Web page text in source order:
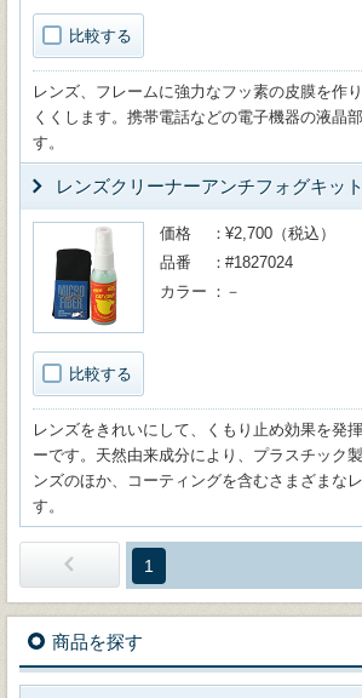
比較する
レンズ、フレームに強力なフッ素の皮膜を作
くくします。携帯電話などの電子機器の液晶
す。
レンズクリーナーアンチフォグキット
比較する
価格
¥2,700（税込）
品番
#1827024
カラー
－
レンズをきれいにして、くもり止め効果を発
ーです。天然由来成分により、プラスチック
ンズのほか、コーティングを含むさまざまな
す。
1
商品を探す